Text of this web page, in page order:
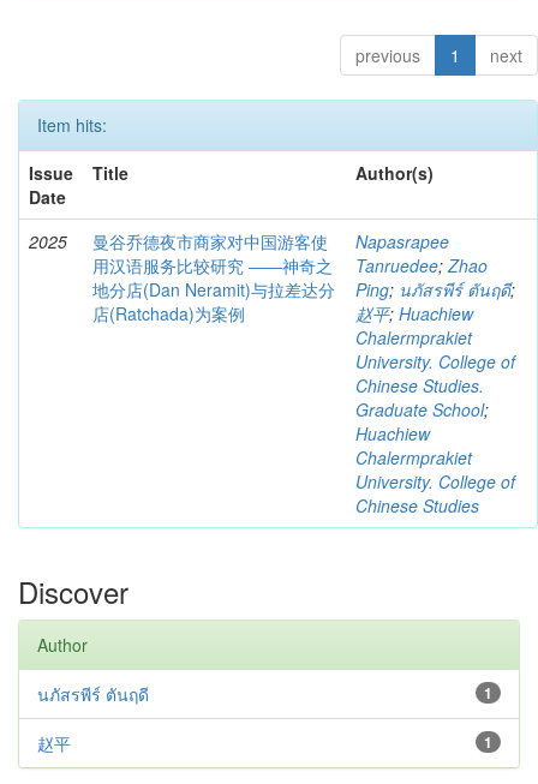
previous 1 next
Item hits:
Issue
Date
Title Author(s)
2025
曼谷乔德夜市商家对中国游客使
用汉语服务比较研究 ――神奇之
地分店(Dan Neramit)与拉差达分
店(Ratchada)为案例
Napasrapee
Tanruedee;Zhao
Ping; นภัสรพีร์ ตันฤดี;
赵平; Huachiew
Chalermprakiet
University. College of
Chinese Studies.
Graduate School;
Huachiew
Chalermprakiet
University. College of
Chinese Studies
Discover
Author
1
นภัสรพีร์ ตันฤดี
1
赵平